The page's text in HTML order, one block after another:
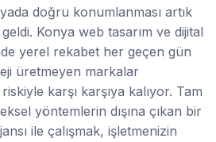
doğru konumlanması artık
Konya web tasarım ve dijital
yerel rekabet her geçen gün
üretmeyen markalar
karşı karşıya kalıyor. Tam
yöntemlerin dışına çıkan bir
ile çalışmak, işletmenizin